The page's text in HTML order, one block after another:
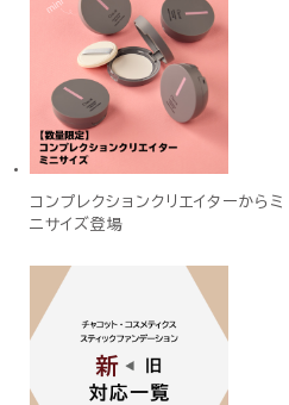
コンプレクションクリエイターからミ
ニサイズ登場